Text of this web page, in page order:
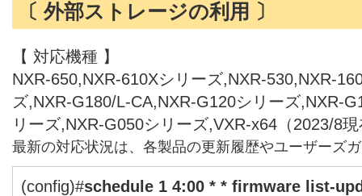
〔 外部ストレージの利用 〕
【 対応機種 】
NXR-650,NXR-610Xシリーズ,NXR-530,NXR-
ズ,NXR-G180/L-CA,NXR-G120シリーズ,NXR-
リーズ,NXR-G050シリーズ,VXR-x64（2023/8
最新の対応状況は、各製品の更新履歴やユーザーズ
(config)#schedule 1 4:00 * * firmware list-